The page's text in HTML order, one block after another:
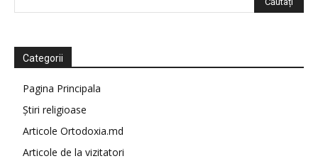
Categorii
Pagina Principala
Știri religioase
Articole Ortodoxia.md
Articole de la vizitatori